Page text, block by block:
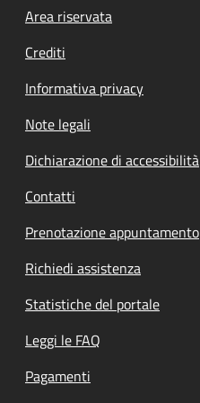
Footer menu
Area riservata
Crediti
Informativa privacy
Note legali
Dichiarazione di accessibilità
Contatti
Prenotazione appuntamento
Richiedi assistenza
Statistiche del portale
Leggi le FAQ
Pagamenti